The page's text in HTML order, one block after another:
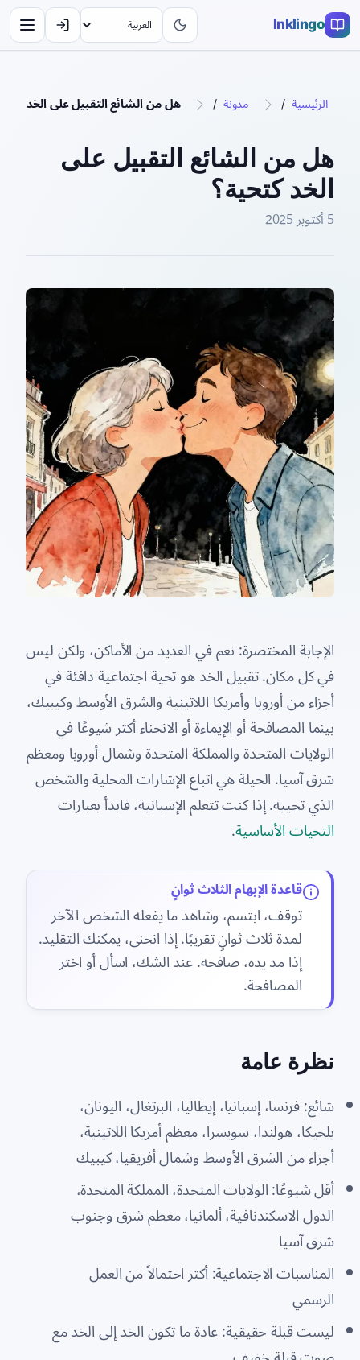
Inklingo
الرئيسية / مدونة / هل من الشائع التقبيل على الخد
هل من الشائع التقبيل على
الخد كتحية؟
5 أكتوبر 2025
الإجابة المختصرة: نعم في العديد من الأماكن، ولكن ليس
في كل مكان. تقبيل الخد هو تحية اجتماعية دافئة في
أجزاء من أوروبا وأمريكا اللاتينية والشرق الأوسط وكيبيك،
بينما المصافحة أو الإيماءة أو الانحناء أكثر شيوعًا في
الولايات المتحدة والمملكة المتحدة وشمال أوروبا ومعظم
شرق آسيا. الحيلة هي اتباع الإشارات المحلية والشخص
الذي تحييه. إذا كنت تتعلم الإسبانية، فابدأ بعبارات
التحيات الأساسية.
قاعدة الإبهام الثلاث ثوانٍ
توقف، ابتسم، وشاهد ما يفعله الشخص الآخر
لمدة ثلاث ثوانٍ تقريبًا. إذا انحنى، يمكنك التقليد.
إذا مد يده، صافحه. عند الشك، اسأل أو اختر
المصافحة.
نظرة عامة
شائع: فرنسا، إسبانيا، إيطاليا، البرتغال، اليونان،
بلجيكا، هولندا، سويسرا، معظم أمريكا اللاتينية،
أجزاء من الشرق الأوسط وشمال أفريقيا، كيبيك
أقل شيوعًا: الولايات المتحدة، المملكة المتحدة،
الدول الاسكندنافية، ألمانيا، معظم شرق وجنوب
شرق آسيا
المناسبات الاجتماعية: أكثر احتمالاً من العمل
الرسمي
ليست قبلة حقيقية: عادة ما تكون الخد إلى الخد مع